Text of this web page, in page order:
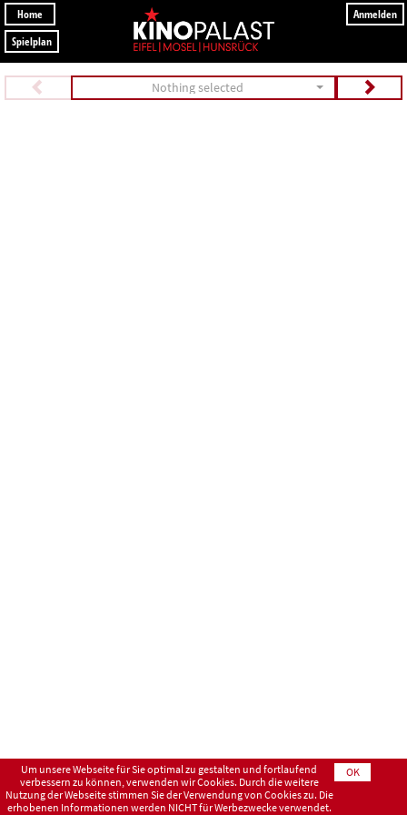
Home
Anmelden
Spielplan
Nothing selected
Um unsere Webseite für Sie optimal zu gestalten und fortlaufend
verbessern zu können, verwenden wir Cookies. Durch die weitere
Nutzung der Webseite stimmen Sie der Verwendung von Cookies zu. Die
erhobenen Informationen werden NICHT für Werbezwecke verwendet.
OK